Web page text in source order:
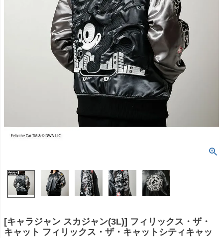
[キャラジャン スカジャン(3L)] フィリックス・ザ・
キャット フィリックス・ザ・キャットシティキャッ